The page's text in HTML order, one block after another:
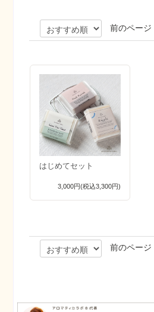
前のページ
はじめてセット
3,000円(税込3,300円)
前のページ